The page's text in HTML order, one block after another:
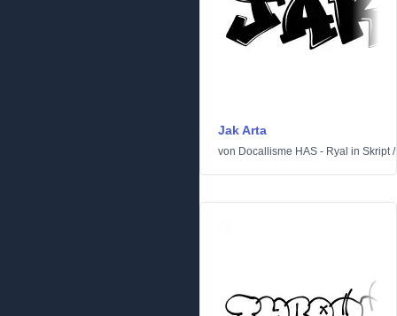
Jak Arta
von Docallisme HAS - Ryal in Skript/